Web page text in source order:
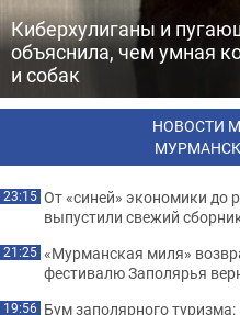
Киберхулиганы и
объяснила, чем умная
и собак
НОВОСТИ
23:15 От «синей» экономики до
выпустили свежий
21:25 «Мурманская миля»
фестивалю Заполярья
19:56 Бум заполярного